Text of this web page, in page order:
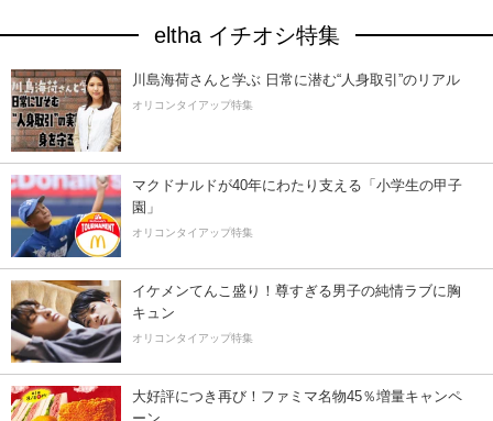
eltha イチオシ特集
川島海荷さんと学ぶ 日常に潜む“人身取引”のリアル
オリコンタイアップ特集
マクドナルドが40年にわたり支える「小学生の甲子
園」
オリコンタイアップ特集
イケメンてんこ盛り！尊すぎる男子の純情ラブに胸
キュン
オリコンタイアップ特集
大好評につき再び！ファミマ名物45％増量キャンペ